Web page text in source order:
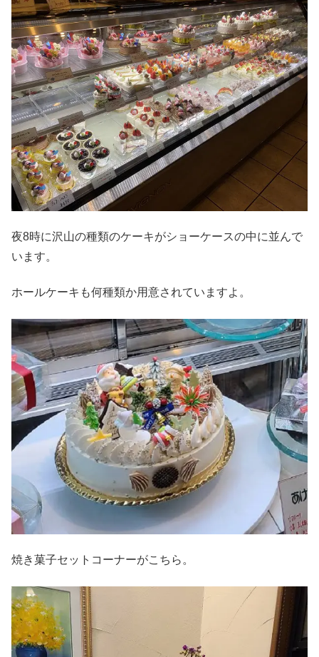
夜8時に沢山の種類のケーキがショーケースの中に並んで
います。
ホールケーキも何種類か用意されていますよ。
焼き菓子セットコーナーがこちら。